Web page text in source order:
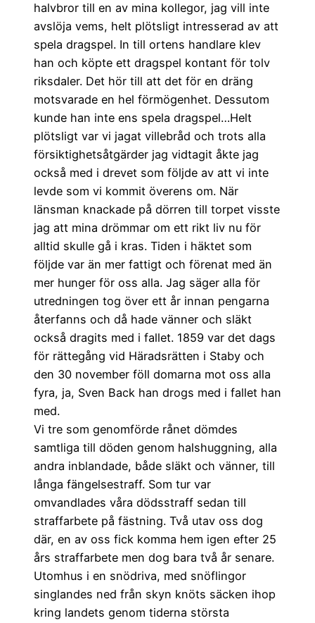
halvbror till en av mina kollegor, jag vill inte
avslöja vems, helt plötsligt intresserad av att
spela dragspel. In till ortens handlare klev
han och köpte ett dragspel kontant för tolv
riksdaler. Det hör till att det för en dräng
motsvarade en hel förmögenhet. Dessutom
kunde han inte ens spela dragspel…Helt
plötsligt var vi jagat villebråd och trots alla
försiktighetsåtgärder jag vidtagit åkte jag
också med i drevet som följde av att vi inte
levde som vi kommit överens om. När
länsman knackade på dörren till torpet visste
jag att mina drömmar om ett rikt liv nu för
alltid skulle gå i kras. Tiden i häktet som
följde var än mer fattigt och förenat med än
mer hunger för oss alla. Jag säger alla för
utredningen tog över ett år innan pengarna
återfanns och då hade vänner och släkt
också dragits med i fallet. 1859 var det dags
för rättegång vid Häradsrätten i Staby och
den 30 november föll domarna mot oss alla
fyra, ja, Sven Back han drogs med i fallet han
med.
Vi tre som genomförde rånet dömdes
samtliga till döden genom halshuggning, alla
andra inblandade, både släkt och vänner, till
långa fängelsestraff. Som tur var
omvandlades våra dödsstraff sedan till
straffarbete på fästning. Två utav oss dog
där, en av oss fick komma hem igen efter 25
års straffarbete men dog bara två år senare.
Utomhus i en snödriva, med snöflingor
singlandes ned från skyn knöts säcken ihop
kring landets genom tiderna största